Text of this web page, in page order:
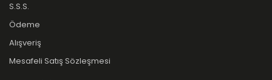
S.S.S.
Ödeme
Alışveriş
Mesafeli Satış Sözleşmesi